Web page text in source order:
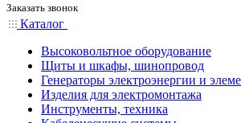
Заказать звонок
Каталог
Высоковольтное оборудование
Щиты и шкафы, шинопровод
Генераторы электроэнергии и
Изделия для электромонтажа
Инструменты, техника